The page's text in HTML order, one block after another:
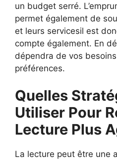
un budget serré.
permet également de
et leurs servicesil est
compte également. En
dépendra de vos
préférences.
Quelles
Utiliser Pour
Lecture Plus
La lecture peut être une